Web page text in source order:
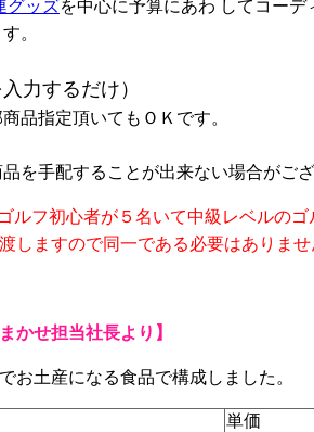
グッズを中心に予算にあわ してコーデ
。
入力するだけ）
ＯＫです。
を手配することが出来ない場合がござ
ルフ初心者が５名いて中級レベルの
しますので同一である必要はありませ
まかせ担当社長より】
お土産になる食品で構成しました。
単価